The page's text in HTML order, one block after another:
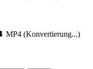
MP4 (Konvertierung...)